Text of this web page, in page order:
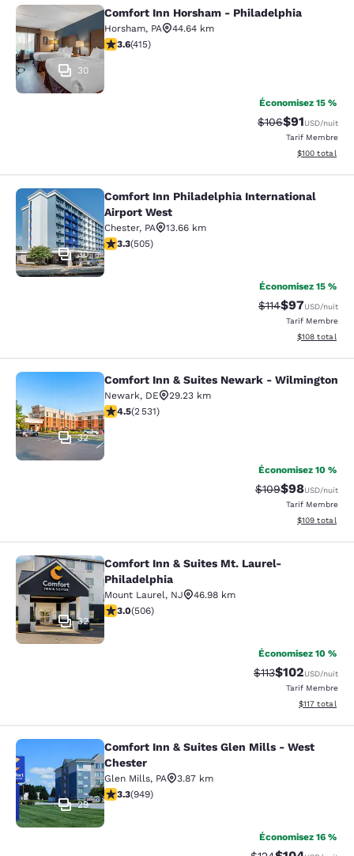
Comfort Inn Horsham -
30
Comfort Inn Horsham - Philadelphia
Horsham, PA
44.64 km
3.65 étoiles. Bien. 415 commentaires
3.6(415)
Économisez 15 %
Tarif barré :
$106Tarif réduit :
$91USD/nuit
Tarif Membre
Afficher les
$100 total
Comfort Inn Philadelphia
30
Comfort Inn Philadelphia International
Airport West
Chester, PA
13.66 km
3.28 étoiles. Bien. 505 commentaires
3.3(505)
Économisez 15 %
Tarif barré :
$114Tarif réduit :
$97USD/nuit
Tarif Membre
Afficher les
$108 total
Comfort Inn & Suites Newark -
32
Comfort Inn & Suites Newark - Wilmington
Newark, DE
29.23 km
4.49 étoiles. Excellent. 2531 commentaires
4.5(2 531)
Économisez 10 %
Tarif barré :
$109Tarif réduit :
$98USD/nuit
Tarif Membre
Afficher les
$109 total
Comfort Inn & Suites Mt. Laurel-
32
Comfort Inn & Suites Mt. Laurel-
Philadelphia
Mount Laurel, NJ
46.98 km
3.01 étoiles. Moyen. 506 commentaires
3.0(506)
Économisez 10 %
Tarif barré :
$113Tarif réduit :
$102USD/nuit
Tarif Membre
Afficher les
$117 total
Comfort Inn & Suites Glen Mills -
29
Comfort Inn & Suites Glen Mills - West
Chester
Glen Mills, PA
3.87 km
3.29 étoiles. Bien. 949 commentaires
3.3(949)
Économisez 16 %